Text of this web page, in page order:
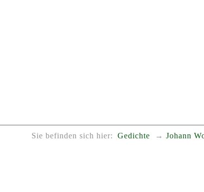
Sie befinden sich hier: Gedichte Johann